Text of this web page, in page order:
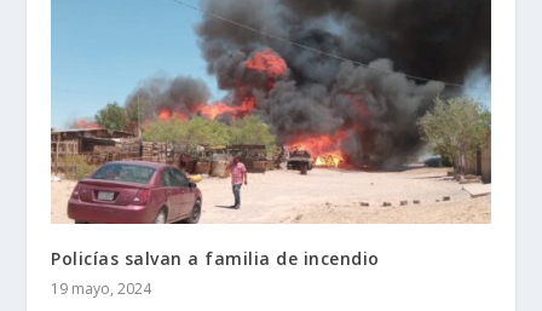
Policías salvan a familia de incendio
19 mayo, 2024